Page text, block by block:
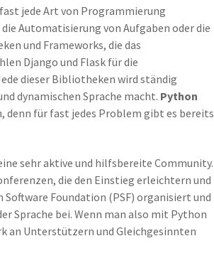
jede Art von Programmierung
Automatisierung von Aufgaben oder die
und Frameworks, die das
Django und Flask für die
dieser Bibliotheken wird ständig
dynamischen Sprache macht. Python
denn für fast jedes Problem gibt es bereits
sehr aktive und hilfsbereite Community.
die den Einstieg erleichtern und
Foundation (PSF) organisiert und
Sprache bei. Wenn man also mit Python
an Unterstützern und Gleichgesinnten